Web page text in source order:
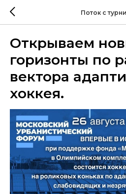
Поток с
Открываем
горизонты по
вектора
хоккея.